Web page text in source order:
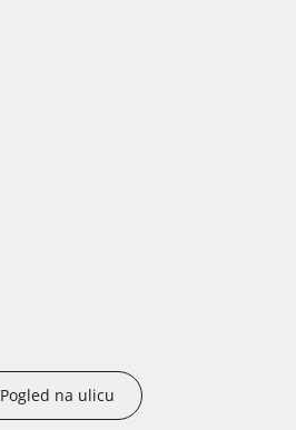
Pogled na ulicu